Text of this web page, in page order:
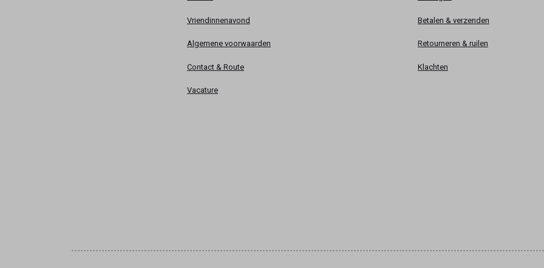
Vriendinnenavond
Algemene voorwaarden
Contact & Route
Vacature
Betalen & verzenden
Retourneren & ruilen
Klachten